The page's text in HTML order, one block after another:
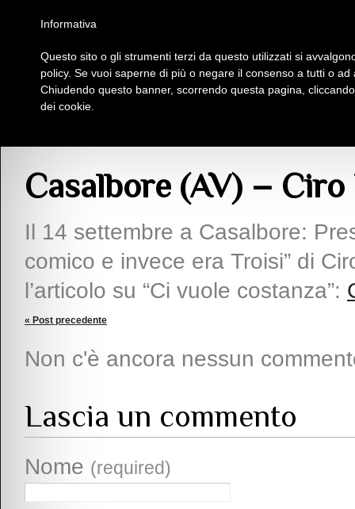
Insieme Per La Cultura
Casalbore (AV) –
Il 14 settembre a Casalbore:
comico e invece era Troisi” di
l’articolo su “Ci vuole costanza”:
« Post precedente
Non c'è ancora nessun
Lascia un commento
Nome (required)
Informativa
Questo sito o gli strumenti terzi da questo utilizzati si
policy. Se vuoi saperne di più o negare il consenso a tutti o
Chiudendo questo banner, scorrendo questa pagina,
dei cookie.